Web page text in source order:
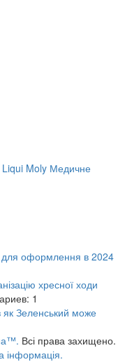
Liqui Moly Медичне
для оформлення в 2024
хресної ходи
1
як Зеленський може
Всі права захищено.
інформація.